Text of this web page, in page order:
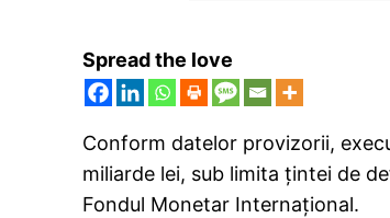
Spread the love
Conform datelor provizorii,
miliarde lei, sub limita ţintei de
Fondul Monetar Internaţional.